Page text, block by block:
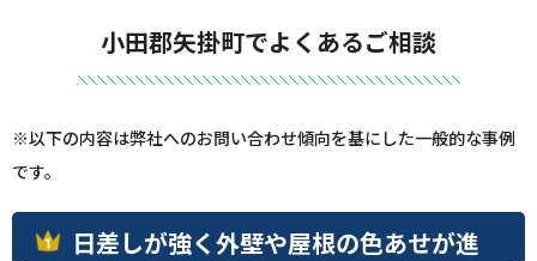
小田郡矢掛町でよくあるご相談
※以下の内容は弊社へのお問い合わせ傾向を基にした一般的な事例
です。
日差しが強く外壁や屋根の色あせが進